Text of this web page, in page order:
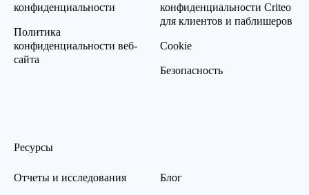
конфиденциальности
Политика
конфиденциальности веб-
сайта
конфиденциальности Criteo
для клиентов и паблишеров
Cookie
Безопасность
Ресурсы
Отчеты и исследования Блог